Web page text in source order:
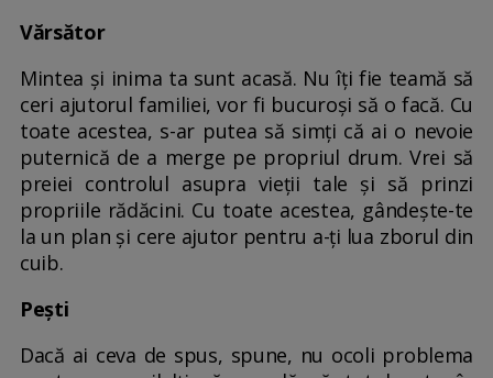
Vărsător
Mintea și inima ta sunt acasă. Nu îți fie teamă să
ceri ajutorul familiei, vor fi bucuroși să o facă. Cu
toate acestea, s-ar putea să simți că ai o nevoie
puternică de a merge pe propriul drum. Vrei să
preiei controlul asupra vieții tale și să prinzi
propriile rădăcini. Cu toate acestea, gândește-te
la un plan și cere ajutor pentru a-ți lua zborul din
cuib.
Pești
Dacă ai ceva de spus, spune, nu ocoli problema